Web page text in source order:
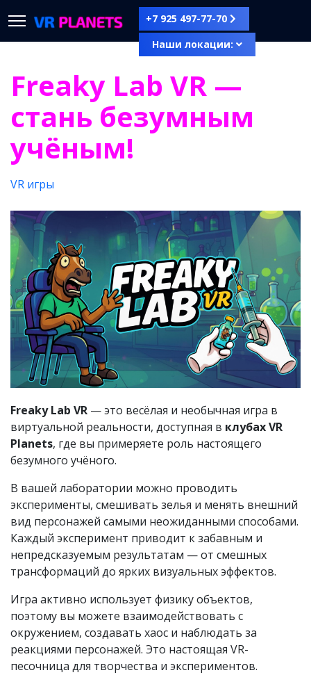
+7 925 497-77-70
Наши локации:
Freaky Lab VR —
стань безумным
учёным!
VR игры
Freaky Lab VR — это весёлая и необычная игра в
виртуальной реальности, доступная в клубах VR
Planets, где вы примеряете роль настоящего
безумного учёного.
В вашей лаборатории можно проводить
эксперименты, смешивать зелья и менять внешний
вид персонажей самыми неожиданными способами.
Каждый эксперимент приводит к забавным и
непредсказуемым результатам — от смешных
трансформаций до ярких визуальных эффектов.
Игра активно использует физику объектов,
поэтому вы можете взаимодействовать с
окружением, создавать хаос и наблюдать за
реакциями персонажей. Это настоящая VR-
песочница для творчества и экспериментов.